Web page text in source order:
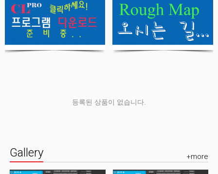
등록된 상품이 없습니다.
+more
Gallery